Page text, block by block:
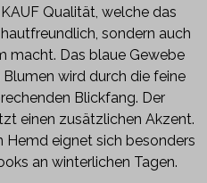
Qualität, welche das
sondern auch
macht. Das blaue Gewebe
wird durch die feine
Blickfang. Der
einen zusätzlichen Akzent.
Hemd eignet sich besonders
an winterlichen Tagen.